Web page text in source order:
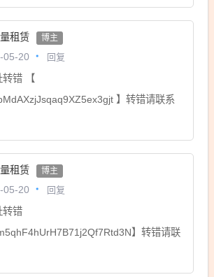
租赁 博主
05-20 回复
转错 【
】转错请联系
租赁 博主
05-20 回复
转错
】转错请联